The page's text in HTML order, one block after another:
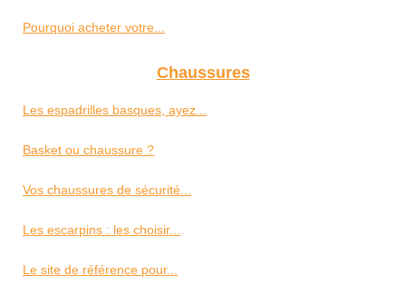
Pourquoi acheter votre...
Chaussures
Les espadrilles basques, ayez...
Basket ou chaussure ?
Vos chaussures de sécurité...
Les escarpins : les choisir...
Le site de référence pour...